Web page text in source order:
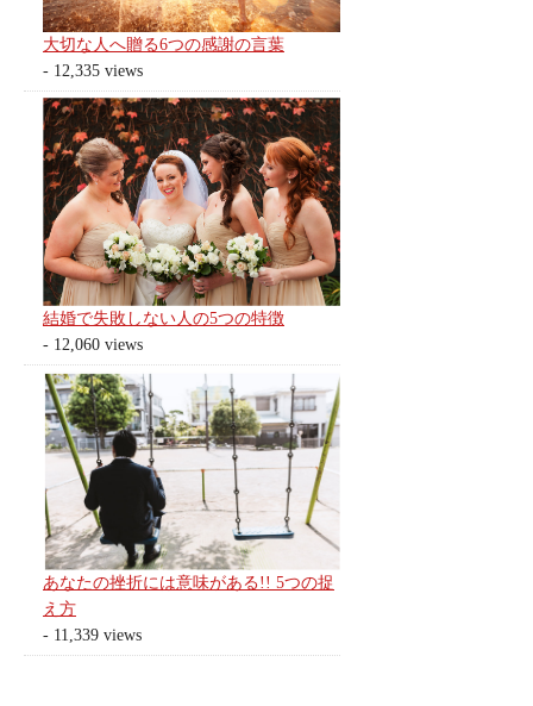
大切な人へ贈る6つの感謝の言葉
- 12,335 views
結婚で失敗しない人の5つの特徴
- 12,060 views
あなたの挫折には意味がある!! 5つの捉
え方
- 11,339 views